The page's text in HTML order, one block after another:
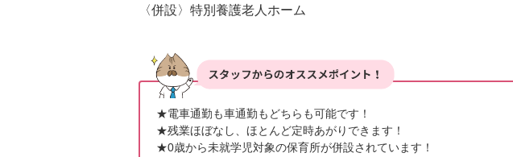
〈併設〉特別養護老人ホーム
★電車通勤も車通勤もどちらも可能です！
★残業ほぼなし、ほとんど定時あがりできます！
★0歳から未就学児対象の保育所が併設されています！